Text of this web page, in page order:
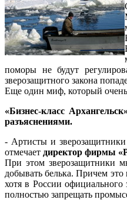
поморы не будут
зверозащитного закона
Еще один миф, который очень
«Бизнес-класс
разъяснениями.
- Артисты и
отмечает директор фирмы
При этом зверозащитники
добывать белька. Причем
хотя в России
полностью запрещать